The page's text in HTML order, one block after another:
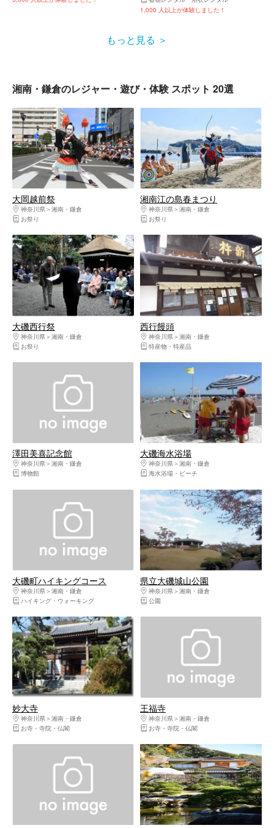
1,000 人以上が体験しました！
もっと見る
湘南・鎌倉のレジャー・遊び・体験 スポット 20選
大岡越前祭
神奈川県
湘南・鎌倉
お祭り
湘南江の島春まつり
神奈川県
湘南・鎌倉
お祭り
大磯西行祭
神奈川県
湘南・鎌倉
お祭り
西行饅頭
神奈川県
湘南・鎌倉
特産物・特産品
澤田美喜記念館
神奈川県
湘南・鎌倉
博物館
大磯海水浴場
神奈川県
湘南・鎌倉
海水浴場・ビーチ
大磯町ハイキングコース
神奈川県
湘南・鎌倉
ハイキング・ウォーキング
県立大磯城山公園
神奈川県
湘南・鎌倉
公園
妙大寺
神奈川県
湘南・鎌倉
お寺・寺院・仏閣
王福寺
神奈川県
湘南・鎌倉
お寺・寺院・仏閣